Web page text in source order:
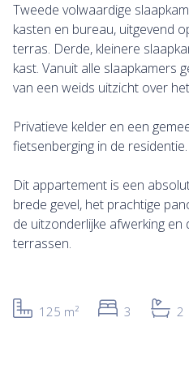
Tweede volwaardige
kasten en bureau, uitgevend
terras. Derde, kleinere
kast. Vanuit alle slaapkamers
van een weids uitzicht over
Privatieve kelder en een
fietsenberging in de residentie.
Dit appartement is een
brede gevel, het prachtige
de uitzonderlijke afwerking en
terrassen.
125 m² 3 2